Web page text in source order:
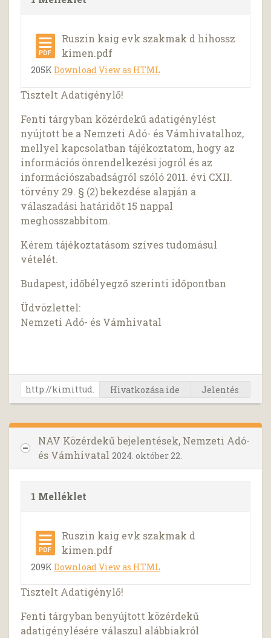
Ruszin kaig evk szakmak d hihossz
kimen.pdf
205KDownloadView as HTML
Tisztelt Adatigénylő!
Fenti tárgyban közérdekű adatigénylést
nyújtott be a Nemzeti Adó- és Vámhivatalhoz,
mellyel kapcsolatban tájékoztatom, hogy az
információs önrendelkezési jogról és az
információszabadságról szóló 2011. évi CXII.
törvény 29. § (2) bekezdése alapján a
válaszadási határidőt 15 nappal
meghosszabbítom.
Kérem tájékoztatásom szíves tudomásul
vételét.
Budapest, időbélyegző szerinti időpontban
Üdvözlettel:
Nemzeti Adó- és Vámhivatal
Hivatkozása ide Jelentés
NAV Közérdekű bejelentések, Nemzeti Adó-
és Vámhivatal 2024. október 22.
1 Melléklet
Ruszin kaig evk szakmak d
kimen.pdf
209KDownloadView as HTML
Tisztelt Adatigénylő!
Fenti tárgyban benyújtott közérdekű
adatigénylésére válaszul alábbiakról